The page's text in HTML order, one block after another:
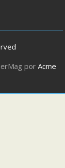
porAcme